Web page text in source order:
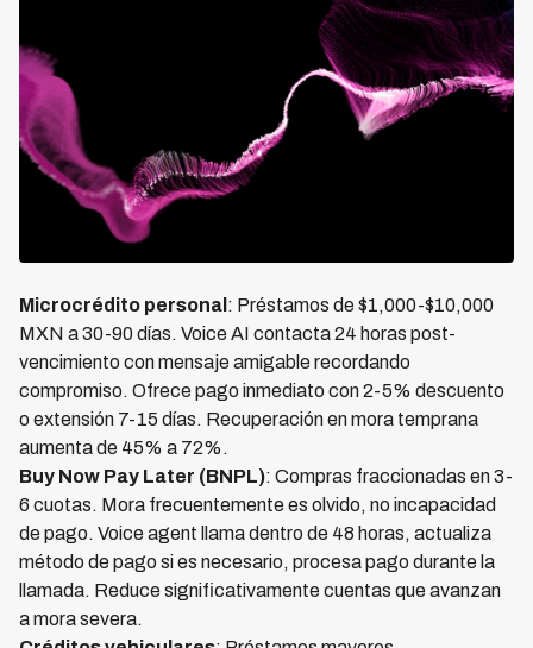
Microcrédito personal : Préstamos de $1,000-$10,000
MXN a 30-90 días. Voice AI contacta 24 horas post-
vencimiento con mensaje amigable recordando
compromiso. Ofrece pago inmediato con 2-5% descuento
o extensión 7-15 días. Recuperación en mora temprana
aumenta de 45% a 72%.
Buy Now Pay Later (BNPL): Compras fraccionadas en 3-
6 cuotas. Mora frecuentemente es olvido, no incapacidad
de pago. Voice agent llama dentro de 48 horas, actualiza
método de pago si es necesario, procesa pago durante la
llamada. Reduce significativamente cuentas que avanzan
a mora severa.